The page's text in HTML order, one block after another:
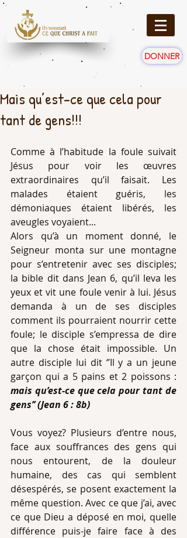
DONNER
Mais qu’est-ce que cela pour
tant de gens!!!
Comme à l’habitude la foule suivait
Jésus pour voir les œuvres
extraordinaires qu’il faisait. Les
malades étaient guéris, les
démoniaques étaient libérés, les
aveugles voyaient...
Alors qu’à un moment donné, le
Seigneur monta sur une montagne
pour s’entretenir avec ses disciples;
la bible dit dans Jean 6, qu’il leva les
yeux et vit une foule venir à lui. Jésus
demanda à un de ses disciples
comment ils pourraient nourrir cette
foule; le disciple s’empressa de dire
que la chose était impossible. Un
autre disciple lui dit ‘’Il y a un jeune
mais qu’est-ce que cela pour tant de
gens’’ (Jean 6 : 8b)
Vous voyez? Plusieurs d’entre nous,
face aux souffrances des gens qui
nous entourent, de la douleur
humaine, des cas qui semblent
désespérés, se posent exactement la
même question. Avec ce que j’ai, avec
ce que Dieu a déposé en moi, quelle
différence puis-je faire face à des